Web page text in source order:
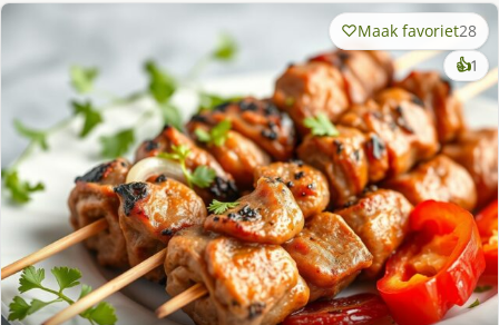
Maak favoriet28
👍1